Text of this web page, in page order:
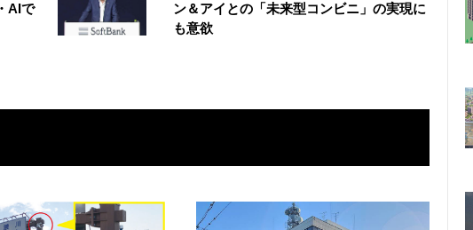
AIで
ン＆アイとの「未来型コンビニ」の実現に
も意欲